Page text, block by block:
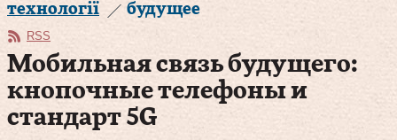
технології будущее
RSS
Мобильная связь будущего:
кнопочные телефоны и
стандарт 5G